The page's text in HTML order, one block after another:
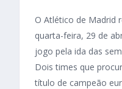
O Atlético de Madrid
quarta-feira, 29 de
jogo pela ida das
Dois times que
título de campeão